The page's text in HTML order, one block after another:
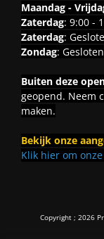
Maandag -
Zaterdag: 9:00 -
Zaterdag:
Zondag: Gesloten
Buiten deze
geopend. Neem
maken.
Bekijk onze
Klik hier om
Copyright ; 2026